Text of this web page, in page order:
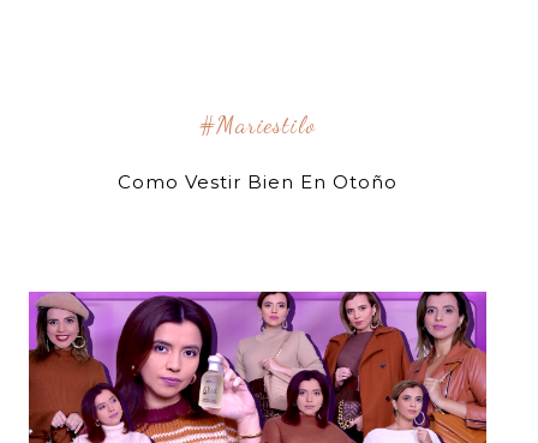
#mariestilo
Como Vestir Bien En Otoño